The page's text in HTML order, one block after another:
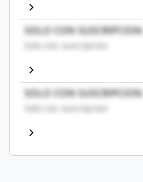
SOLO CON SUSCRIPCION
Solo con suscripcion
SOLO CON SUSCRIPCION
Solo con suscripcion